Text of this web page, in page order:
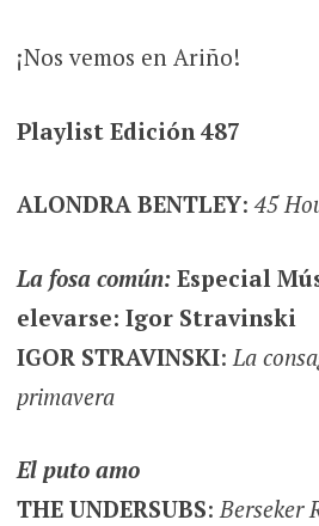
¡Nos vemos en Ariño!
Playlist Edición 487
ALONDRA BENTLEY:45
La fosa común: Especial
elevarse: Igor Stravinski
IGOR STRAVINSKI: La
primavera
El puto amo
THE UNDERSUBS:Berseker